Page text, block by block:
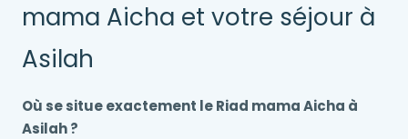
mama Aicha et votre séjour à
Asilah
Où se situe exactement le Riad mama Aicha à
Asilah ?